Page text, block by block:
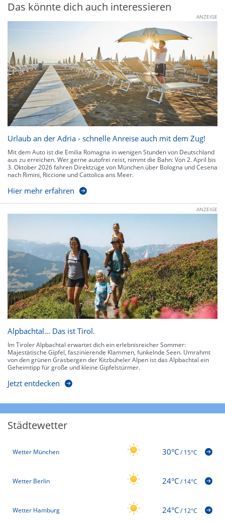
Das könnte dich auch interessieren
ANZEIGE
Urlaub an der Adria - schnelle Anreise auch mit dem Zug!
Mit dem Auto ist die Emilia Romagna in wenigen Stunden von Deutschland
aus zu erreichen. Wer gerne autofrei reist, nimmt die Bahn: Von 2. April bis
3. Oktober 2026 fahren Direktzüge von München über Bologna und Cesena
nach Rimini, Riccione und Cattolica ans Meer.
Hier mehr erfahren
ANZEIGE
Alpbachtal… Das ist Tirol.
Im Tiroler Alpbachtal erwartet dich ein erlebnisreicher Sommer:
Majestätische Gipfel, faszinierende Klammen, funkelnde Seen. Umrahmt
von den grünen Grasbergen der Kitzbüheler Alpen ist das Alpbachtal ein
Geheimtipp für große und kleine Gipfelstürmer.
Jetzt entdecken
Städtewetter
Wetter München 30°C/15°C
Wetter Berlin 24°C/14°C
Wetter Hamburg 24°C/12°C